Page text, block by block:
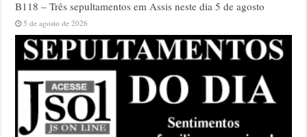
B118 – Três sepultamentos em Assis neste dia 5 de agosto
5 de agosto de 2026